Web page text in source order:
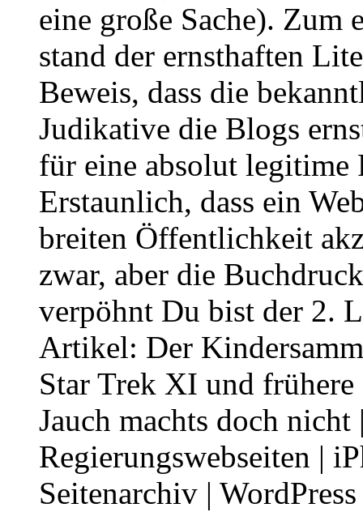
eine große Sache). Zum
stand der ernsthaften
Beweis, dass die
Judikative die Blogs
für eine absolut legitime
Erstaunlich, dass ein
breiten Öffentlichkeit
zwar, aber die
verpöhnt Du bist der 2.
Artikel: Der
Star Trek XI und
Jauch machts doch
Regierungswebseiten |
Seitenarchiv |